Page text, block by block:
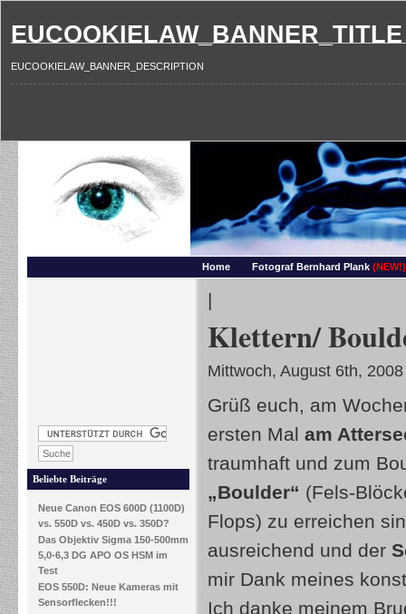
EUCOOKIELAW_BANNER_TITLE
EUCOOKIELAW_BANNER_DESCRIPTION
Home Fotograf Bernhard Plank (NEW!)
Beliebte Beiträge
Neue Canon EOS 600D (1100D)
vs. 550D vs. 450D vs. 350D?
Das Objektiv Sigma 150-500mm
5,0-6,3 DG APO OS HSM im
Test
EOS 550D: Neue Kameras mit
Sensorflecken!!!
|
Klettern/
Mittwoch, August 6th, 2008
Grüß euch, am
ersten Mal am
traumhaft und zum
„Boulder“ (Fels-
Flops) zu erreichen
ausreichend und der
mir Dank meines
Ich danke meinem